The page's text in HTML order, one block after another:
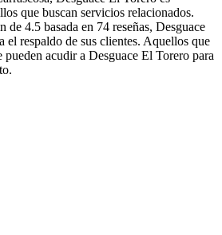
que buscan servicios relacionados.
de 4.5 basada en 74 reseñas, Desguace
el respaldo de sus clientes. Aquellos que
pueden acudir a Desguace El Torero para